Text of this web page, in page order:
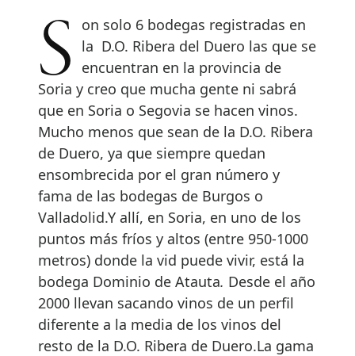
Son solo 6 bodegas registradas en
la D.O. Ribera del Duero las que se
encuentran en la provincia de
Soria y creo que mucha gente ni sabrá
que en Soria o Segovia se hacen vinos.
Mucho menos que sean de la D.O. Ribera
de Duero, ya que siempre quedan
ensombrecida por el gran número y
fama de las bodegas de Burgos o
Valladolid.Y allí, en Soria, en uno de los
puntos más fríos y altos (entre 950-1000
metros) donde la vid puede vivir, está la
bodega Dominio de Atauta. Desde el año
2000 llevan sacando vinos de un perfil
diferente a la media de los vinos del
resto de la D.O. Ribera de Duero.La gama